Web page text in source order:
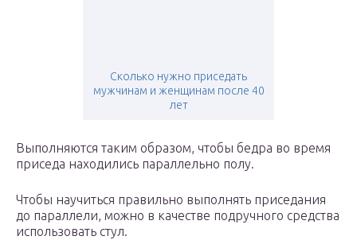
Сколько нужно приседать
мужчинам и женщинам после 40
лет
Выполняются таким образом, чтобы бедра во время
приседа находились параллельно полу.
Чтобы научиться правильно выполнять приседания
до параллели, можно в качестве подручного средства
использовать стул.